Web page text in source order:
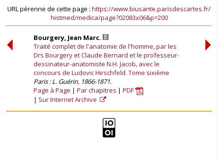
URL pérenne de cette page : https://www.biusante.parisdescartes.fr/
histmed/medica/page?02083x06&p=200
Bourgery, Jean Marc.
Traité complet de l'anatomie de l'homme, par les
Drs Bourgery et Claude Bernard et le professeur-
dessinateur-anatomiste N.H. Jacob, avec le
concours de Ludovic Hirschfeld. Tome sixième
Paris : L. Guérin, 1866-1871.
Page à Page
Par chapitres
PDF
Sur Internet Archive